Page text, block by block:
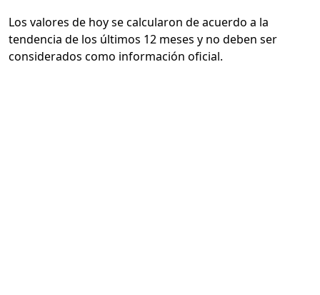
Los valores de hoy se calcularon de acuerdo a la
tendencia de los últimos 12 meses y no deben ser
considerados como información oficial.